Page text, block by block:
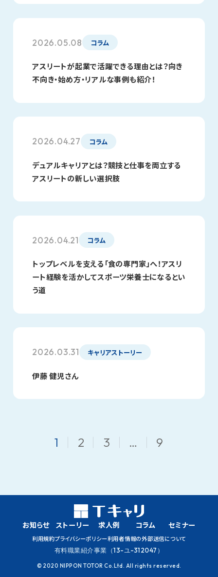
2026.05.08 コラム
アスリートが起業で活躍できる理由とは？向き
不向き・始め方・リアルな事例も紹介！
2026.04.27 コラム
デュアルキャリアとは？競技と仕事を両立する
アスリートの新しい選択肢
2026.04.21 コラム
トップレベルを支える「食の専門家」へ！アスリ
ート経験を活かしてスポーツ栄養士になるとい
う道
2026.03.31 キャリアストーリー
伊藤 健児さん
1 2 3 … 9
お知らせ ストーリー 求人例 コラム セミナー
有料職業紹介事業（13-ユ-312047）
© 2020 NIPPON TOTOR Co.Ltd. All rights reserved.
利用規約プライバシーポリシー利用者情報の外部送信について